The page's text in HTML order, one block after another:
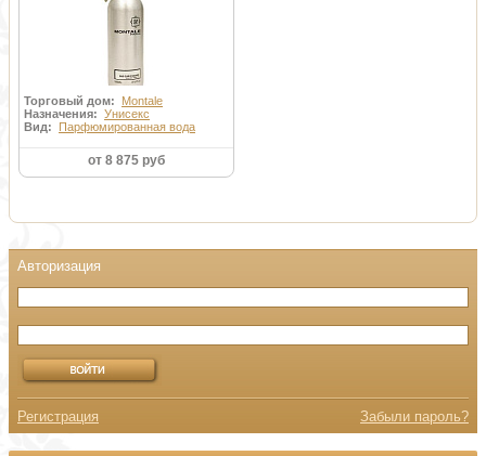
Торговый дом: Montale
Назначения: Унисекс
Вид: Парфюмированная вода
от 8 875 руб
Регистрация Забыли пароль?